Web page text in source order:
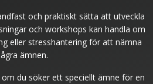
och praktiskt sätta att utveckla
och workshops kan handla om
eller stresshantering för att nämna
ämnen.
du söker ett speciellt ämne för en